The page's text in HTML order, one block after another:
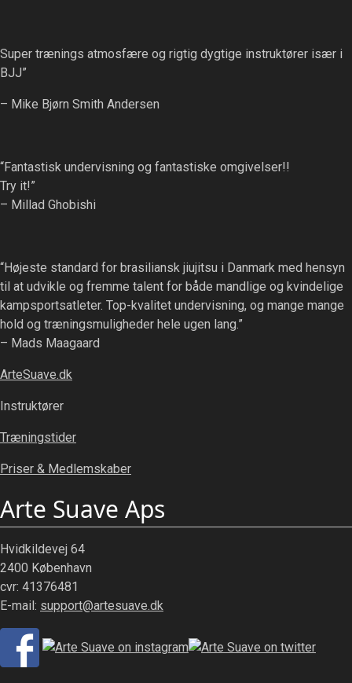
Super trænings atmosfære og rigtig dygtige instruktører især i
BJJ”
– Mike Bjørn Smith Andersen
“Fantastisk undervisning og fantastiske omgivelser!!
Try it!”
– Millad Ghobishi
“Højeste standard for brasiliansk jiujitsu i Danmark med hensyn
til at udvikle og fremme talent for både mandlige og kvindelige
kampsportsatleter. Top-kvalitet undervisning, og mange mange
hold og træningsmuligheder hele ugen lang.”
– Mads Maagaard
ArteSuave.dk
Instruktører
Træningstider
Priser & Medlemskaber
Arte Suave Aps
Hvidkildevej 64
2400 København
cvr: 41376481
E-mail: support@artesuave.dk